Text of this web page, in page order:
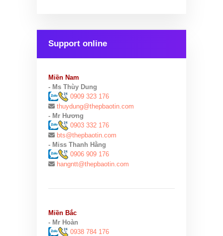
Support online
Miền Nam
- Ms Thùy Dung
0909 323 176
thuydung@thepbaotin.com
- Mr Hương
0903 332 176
bts@thepbaotin.com
- Miss Thanh Hằng
0906 909 176
hangntt@thepbaotin.com
Miền Bắc
- Mr Hoàn
0938 784 176